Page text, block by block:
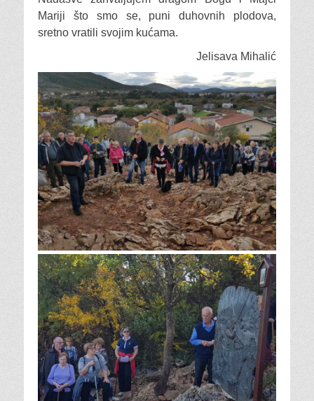
Mariji što smo se, puni duhovnih plodova,
sretno vratili svojim kućama.
Jelisava Mihalić